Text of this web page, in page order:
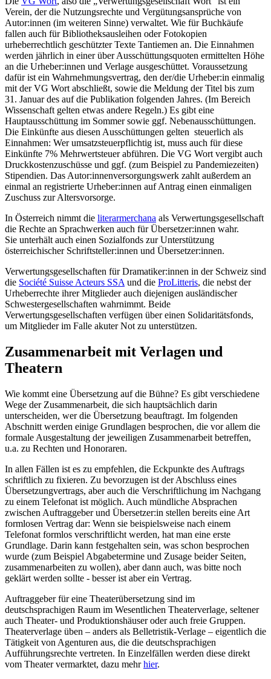
Verein, der die Nutzungsrechte und Vergütungsansprüche von
Autor:innen (im weiteren Sinne) verwaltet. Wie für Buchkäufe
fallen auch für Bibliotheksausleihen oder Fotokopien
urheberrechtlich geschützter Texte Tantiemen an. Die Einnahmen
werden jährlich in einer über Ausschüttungsquoten ermittelten Höhe
an die Urheber:innen und Verlage ausgeschüttet. Voraussetzung
dafür ist ein Wahrnehmungsvertrag, den der/die Urheber:in einmalig
mit der VG Wort abschließt, sowie die Meldung der Titel bis zum
31. Januar des auf die Publikation folgenden Jahres. (Im Bereich
Wissenschaft gelten etwas andere Regeln.) Es gibt eine
Hauptausschüttung im Sommer sowie ggf. Nebenausschüttungen.
Die Einkünfte aus diesen Ausschüttungen gelten steuerlich als
Einnahmen: Wer umsatzsteuerpflichtig ist, muss auch für diese
Einkünfte 7% Mehrwertsteuer abführen. Die VG Wort vergibt auch
Druckkostenzuschüsse und ggf. (zum Beispiel zu Pandemiezeiten)
Stipendien. Das Autor:innenversorgungswerk zahlt außerdem an
einmal an registrierte Urheber:innen auf Antrag einen einmaligen
Zuschuss zur Altersvorsorge.
In Österreich nimmt die literarmerchana als Verwertungsgesellschaft
die Rechte an Sprachwerken auch für Übersetzer:innen wahr.
Sie unterhält auch einen Sozialfonds zur Unterstützung
österreichischer Schriftsteller:innen und Übersetzer:innen.
Verwertungsgesellschaften für Dramatiker:innen in der Schweiz sind
die Société Suisse Acteurs SSAund die ProLitteris, die nebst der
Urheberrechte ihrer Mitglieder auch diejenigen ausländischer
Schwestergesellschaften wahrnimmt. Beide
Verwertungsgesellschaften verfügen über einen Solidaritätsfonds,
um Mitglieder im Falle akuter Not zu unterstützen.
Zusammenarbeit mit Verlagen und
Theatern
Wie kommt eine Übersetzung auf die Bühne? Es gibt verschiedene
Wege der Zusammenarbeit, die sich hauptsächlich darin
unterscheiden, wer die Übersetzung beauftragt. Im folgenden
Abschnitt werden einige Grundlagen besprochen, die vor allem die
formale Ausgestaltung der jeweiligen Zusammenarbeit betreffen,
u.a. zu Rechten und Honoraren.
In allen Fällen ist es zu empfehlen, die Eckpunkte des Auftrags
schriftlich zu fixieren. Zu bevorzugen ist der Abschluss eines
Übersetzungvertrags, aber auch die Verschriftlichung im Nachgang
zu einem Telefonat ist möglich. Auch mündliche Absprachen
zwischen Auftraggeber und Übersetzer:in stellen bereits eine Art
formlosen Vertrag dar: Wenn sie beispielsweise nach einem
Telefonat formlos verschriftlicht werden, hat man eine erste
Grundlage. Darin kann festgehalten sein, was schon besprochen
wurde (zum Beispiel Abgabetermine und Zusage beider Seiten,
zusammenarbeiten zu wollen), aber dann auch, was bitte noch
geklärt werden sollte - besser ist aber ein Vertrag.
Auftraggeber für eine Theaterübersetzung sind im
deutschsprachigen Raum im Wesentlichen Theaterverlage, seltener
auch Theater- und Produktionshäuser oder auch freie Gruppen.
Theaterverlage üben – anders als Belletristik-Verlage – eigentlich die
Tätigkeit von Agenturen aus, die die deutschsprachigen
Aufführungsrechte vertreten. In Einzelfällen werden diese direkt
vom Theater vermarktet, dazu mehrhier.